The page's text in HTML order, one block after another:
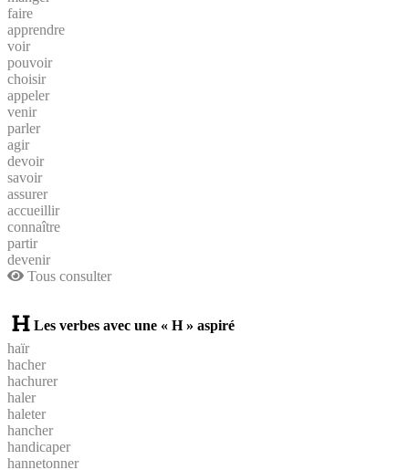
faire
apprendre
voir
pouvoir
choisir
appeler
venir
parler
agir
devoir
savoir
assurer
accueillir
connaître
partir
devenir
Tous consulter
Les verbes avec une « H » aspiré
haïr
hacher
hachurer
haler
haleter
hancher
handicaper
hannetonner